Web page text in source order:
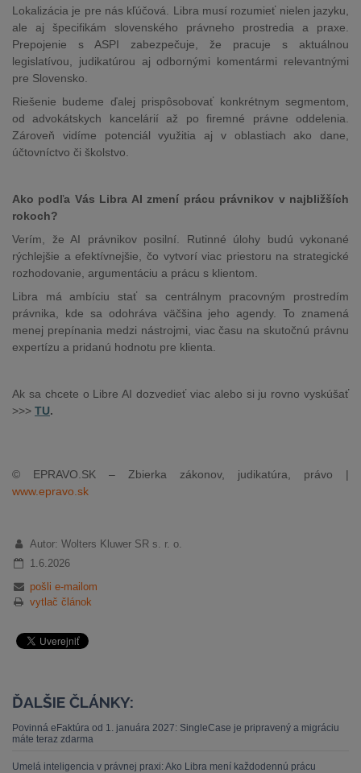
Lokalizácia je pre nás kľúčová. Libra musí rozumieť nielen jazyku,
ale aj špecifikám slovenského právneho prostredia a praxe.
Prepojenie s ASPI zabezpečuje, že pracuje s aktuálnou
legislatívou, judikatúrou aj odbornými komentármi relevantnými
pre Slovensko.
Riešenie budeme ďalej prispôsobovať konkrétnym segmentom,
od advokátskych kancelárií až po firemné právne oddelenia.
Zároveň vidíme potenciál využitia aj v oblastiach ako dane,
účtovníctvo či školstvo.
Ako podľa Vás Libra AI zmení prácu právnikov v najbližších
rokoch?
Verím, že AI právnikov posilní. Rutinné úlohy budú vykonané
rýchlejšie a efektívnejšie, čo vytvorí viac priestoru na strategické
rozhodovanie, argumentáciu a prácu s klientom.
Libra má ambíciu stať sa centrálnym pracovným prostredím
právnika, kde sa odohráva väčšina jeho agendy. To znamená
menej prepínania medzi nástrojmi, viac času na skutočnú právnu
expertízu a pridanú hodnotu pre klienta.
Ak sa chcete o Libre AI dozvedieť viac alebo si ju rovno vyskúšať
>>> TU.
© EPRAVO.SK – Zbierka zákonov, judikatúra, právo |
www.epravo.sk
Autor: Wolters Kluwer SR s. r. o.
1.6.2026
pošli e-mailom
vytlač článok
ĎALŠIE ČLÁNKY:
Povinná eFaktúra od 1. januára 2027: SingleCase je pripravený a migráciu
máte teraz zdarma
Umelá inteligencia v právnej praxi: Ako Libra mení každodennú prácu